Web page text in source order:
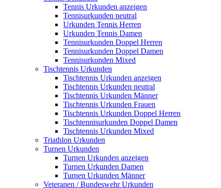
Tennis Urkunden anzeigen
Tennisurkunden neutral
Urkunden Tennis Herren
Urkunden Tennis Damen
Tennisurkunden Doppel Herren
Tennisurkunden Doppel Damen
Tennisurkunden Mixed
Tischtennis Urkunden
Tischtennis Urkunden anzeigen
Tischtennis Urkunden neutral
Tischtennis Urkunden Männer
Tischtennis Urkunden Frauen
Tischtennis Urkunden Doppel Herren
Tischtennisurkunden Doppel Damen
Tischtennis Urkunden Mixed
Triathlon Urkunden
Turnen Urkunden
Turnen Urkunden anzeigen
Turnen Urkunden Damen
Turnen Urkunden Männer
Veteranen / Bundeswehr Urkunden